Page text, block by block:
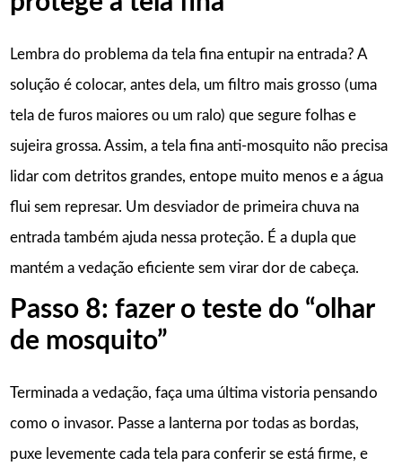
Lembra do problema da tela fina entupir na entrada? A
solução é colocar, antes dela, um filtro mais grosso (uma
tela de furos maiores ou um ralo) que segure folhas e
sujeira grossa. Assim, a tela fina anti-mosquito não precisa
lidar com detritos grandes, entope muito menos e a água
flui sem represar. Um desviador de primeira chuva na
entrada também ajuda nessa proteção. É a dupla que
mantém a vedação eficiente sem virar dor de cabeça.
Passo 8: fazer o teste do “olhar
de mosquito”
Terminada a vedação, faça uma última vistoria pensando
como o invasor. Passe a lanterna por todas as bordas,
puxe levemente cada tela para conferir se está firme, e